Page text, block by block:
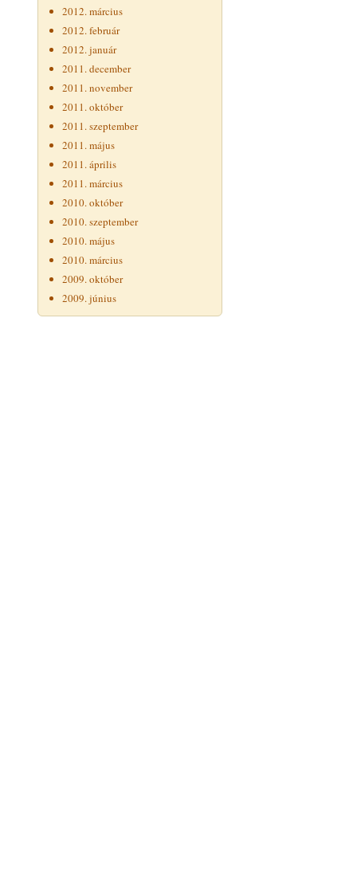
2012. március
2012. február
2012. január
2011. december
2011. november
2011. október
2011. szeptember
2011. május
2011. április
2011. március
2010. október
2010. szeptember
2010. május
2010. március
2009. október
2009. június